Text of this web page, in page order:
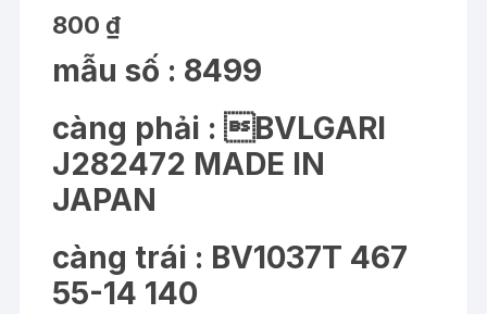
800 ₫
mẫu số : 8499
càng phải : BVLGARI
J282472 MADE IN
JAPAN
càng trái : BV1037T 467
55-14 140